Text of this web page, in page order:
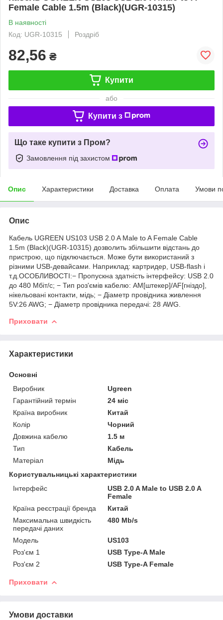
Female Cable 1.5m (Black)(UGR-10315)
В наявності
Код: UGR-10315
Роздріб
82,56 ₴
Купити
або
Купити з
Що таке купити з Пром?
Замовлення під захистом
Опис Характеристики Доставка Оплата Умови
Опис
Кабель UGREEN US103 USB 2.0 A Male to A Female Cable
1.5m (Black)(UGR-10315) дозволить збільшити відстань до
пристрою, що підключається. Може бути використаний з
різними USB-девайсами. Наприклад: картридер, USB-flash і
т.д.ОСОБЛИВОСТІ:− Пропускна здатність інтерфейсу: USB 2.0
до 480 Мбіт/с; − Тип роз'ємів кабелю: AM[штекер]/AF[гніздо],
нікельовані контакти, мідь; − Діаметр провідника живлення
5V:26 AWG; − Діаметр провідника передачі: 28 AWG.
Приховати
Характеристики
Основні
Виробник
Ugreen
Гарантійний термін
24 міс
Країна виробник
Китай
Колір
Чорний
Довжина кабелю
1.5 м
Тип
Кабель
Матеріал
Мідь
Користувальницькі характеристики
Інтерфейс
USB 2.0 A Male to USB 2.0 A
Female
Країна реєстрації бренда
Китай
Максимальна швидкість
передачі даних
480 Mb/s
Мoдель
US103
Роз'єм 1
USB Type-A Male
Роз'єм 2
USB Type-A Female
Приховати
Умови доставки